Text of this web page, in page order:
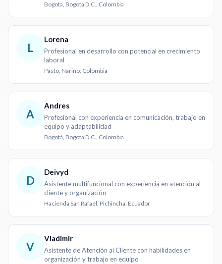
Bogota, Bogota D.C., Colombia
L
Lorena
Profesional en desarrollo con potencial en crecimiento
laboral
Pasto, Nariño, Colombia
A
Andres
Profesional con experiencia en comunicación, trabajo en
equipo y adaptabilidad
Bogotá, Bogota D.C., Colombia
D
Deivyd
Asistente multifuncional con experiencia en atención al
cliente y organización
Hacienda San Rafael, Pichincha, Ecuador
V
Vladimir
Asistente de Atención al Cliente con habilidades en
organización y trabajo en equipo